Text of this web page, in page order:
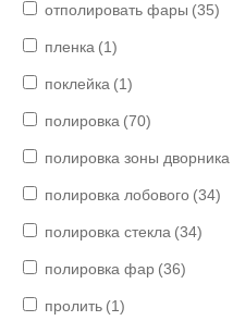
отполировать фары (35)
пленка (1)
поклейка (1)
полировка (70)
полировка зоны дворника
полировка лобового (34)
полировка стекла (34)
полировка фар (36)
пролить (1)